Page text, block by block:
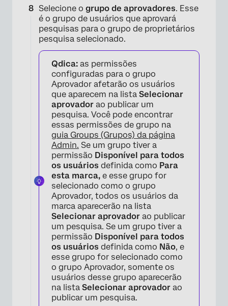
Selecione o grupo de aprovadores. Esse
é o grupo de usuários que aprovará
pesquisas para o grupo de proprietários
pesquisa selecionado.
Qdica: as permissões
configuradas para o grupo
Aprovador afetarão os usuários
que aparecem na lista Selecionar
aprovador ao publicar um
pesquisa. Você pode encontrar
essas permissões de grupo na
guia Groups (Grupos) da página
Admin. Se um grupo tiver a
permissão Disponível para todos
os usuários definida como Para
esta marca, e esse grupo for
selecionado como o grupo
Aprovador, todos os usuários da
marca aparecerão na lista
Selecionar aprovador ao publicar
um pesquisa. Se um grupo tiver a
permissão Disponível para todos
os usuários definida como Não, e
esse grupo for selecionado como
o grupo Aprovador, somente os
usuários desse grupo aparecerão
na lista Selecionar aprovador ao
publicar um pesquisa.